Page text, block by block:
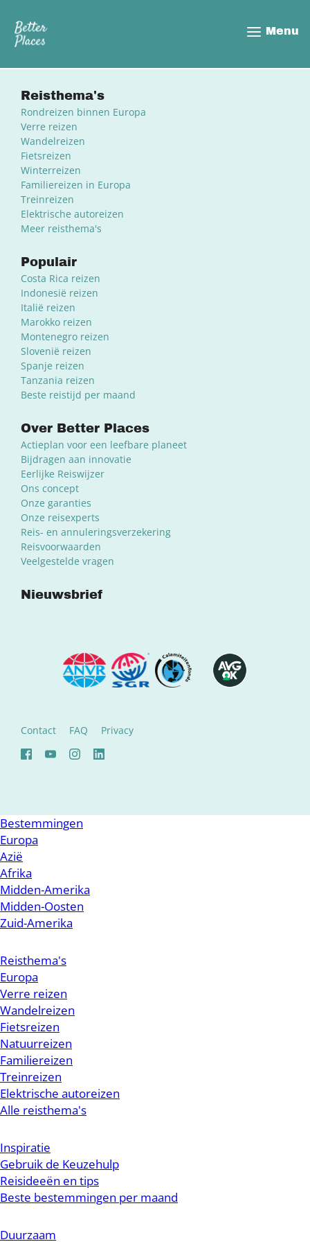
naar
inhoud
gaan
Menu
Reisthema's
Rondreizen binnen Europa
Verre reizen
Wandelreizen
Fietsreizen
Winterreizen
Familiereizen in Europa
Treinreizen
Elektrische autoreizen
Meer reisthema's
Populair
Costa Rica reizen
Indonesië reizen
Italië reizen
Marokko reizen
Montenegro reizen
Slovenië reizen
Spanje reizen
Tanzania reizen
Beste reistijd per maand
Over Better Places
Actieplan voor een leefbare planeet
Bijdragen aan innovatie
Eerlijke Reiswijzer
Ons concept
Onze garanties
Onze reisexperts
Reis- en annuleringsverzekering
Reisvoorwaarden
Veelgestelde vragen
Nieuwsbrief
Contact FAQ Privacy
Bestemmingen
Europa
Azië
Afrika
Midden-Amerika
Midden-Oosten
Zuid-Amerika
Reisthema's
Europa
Verre reizen
Wandelreizen
Fietsreizen
Natuurreizen
Familiereizen
Treinreizen
Elektrische autoreizen
Alle reisthema's
Inspiratie
Gebruik de Keuzehulp
Reisideeën en tips
Beste bestemmingen per maand
Duurzaam